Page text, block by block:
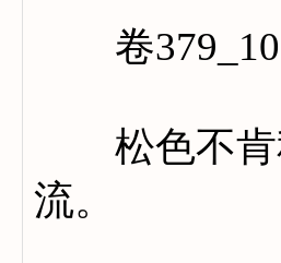
卷379_10
松色不肯
流。